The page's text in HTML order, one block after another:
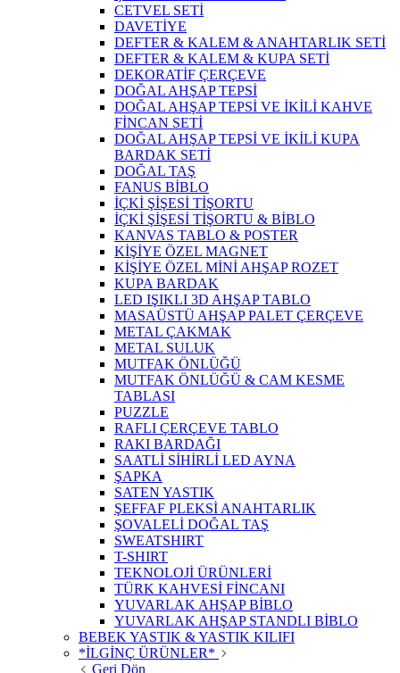
CETVEL SETİ
DAVETİYE
DEFTER & KALEM & ANAHTARLIK SETİ
DEFTER & KALEM & KUPA SETİ
DEKORATİF ÇERÇEVE
DOĞAL AHŞAP TEPSİ
DOĞAL AHŞAP TEPSİ VE İKİLİ KAHVE
FİNCAN SETİ
DOĞAL AHŞAP TEPSİ VE İKİLİ KUPA
BARDAK SETİ
DOĞAL TAŞ
FANUS BİBLO
İÇKİ ŞİŞESİ TİŞORTU
İÇKİ ŞİŞESİ TİŞORTU & BİBLO
KANVAS TABLO & POSTER
KİŞİYE ÖZEL MAGNET
KİŞİYE ÖZEL MİNİ AHŞAP ROZET
KUPA BARDAK
LED IŞIKLI 3D AHŞAP TABLO
MASAÜSTÜ AHŞAP PALET ÇERÇEVE
METAL ÇAKMAK
METAL SULUK
MUTFAK ÖNLÜĞÜ
MUTFAK ÖNLÜĞÜ & CAM KESME
TABLASI
PUZZLE
RAFLI ÇERÇEVE TABLO
RAKI BARDAĞI
SAATLİ SİHİRLİ LED AYNA
ŞAPKA
SATEN YASTIK
ŞEFFAF PLEKSİ ANAHTARLIK
ŞOVALELİ DOĞAL TAŞ
SWEATSHIRT
T-SHIRT
TEKNOLOJİ ÜRÜNLERİ
TÜRK KAHVESİ FİNCANI
YUVARLAK AHŞAP BİBLO
YUVARLAK AHŞAP STANDLI BİBLO
BEBEK YASTIK & YASTIK KILIFI
*İLGİNÇ ÜRÜNLER*
Geri Dön